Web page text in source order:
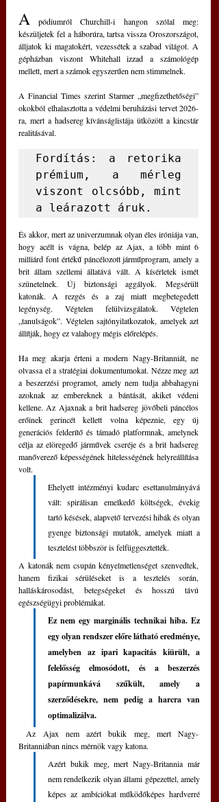
A pódiumról Churchill-i hangon szólal meg:
készüljetek fel a háborúra, tartsa vissza Oroszországot,
álljatok ki magatokért, vezessétek a szabad világot. A
gépházban viszont Whitehall izzad a számológép
mellett, mert a számok egyszerűen nem stimmelnek.
A Financial Times szerint Starmer „megfizethetőségi”
okokból elhalasztotta a védelmi beruházási tervet 2026-
ra, mert a hadsereg kívánságlistája ütközött a kincstár
realitásával.
Fordítás: a retorika
prémium, a mérleg
viszont olcsóbb, mint
a leárazott áruk.
És akkor, mert az univerzumnak olyan éles iróniája van,
hogy acélt is vágna, belép az Ajax, a több mint 6
milliárd font értékű páncélozott járműprogram, amely a
brit állam szellemi állatává vált. A kísérletek ismét
szünetelnek. Új biztonsági aggályok. Megsérült
katonák. A rezgés és a zaj miatt megbetegedett
legénység. Végtelen felülvizsgálatok. Végtelen
„tanulságok”. Végtelen sajtónyilatkozatok, amelyek azt
állítják, hogy ez valahogy mégis előrelépés.
Ha meg akarja érteni a modern Nagy-Britanniát, ne
olvassa el a stratégiai dokumentumokat. Nézze meg azt
a beszerzési programot, amely nem tudja abbahagyni
azoknak az embereknek a bántását, akiket védeni
kellene. Az Ajaxnak a brit hadsereg jövőbeli páncélos
erőinek gerincét kellett volna képeznie, egy új
generációs felderítő és támadó platformnak, amelynek
célja az elöregedő járművek cseréje és a brit hadsereg
manőverező képességének hitelességének helyreállítása
volt.
Ehelyett intézményi kudarc esettanulmányává
vált: spirálisan emelkedő költségek, évekig
tartó késések, alapvető tervezési hibák és olyan
gyenge biztonsági mutatók, amelyek miatt a
tesztelést többször is felfüggesztették.
A katonák nem csupán kényelmetlenséget szenvedtek,
hanem fizikai sérüléseket is a tesztelés során,
halláskárosodást, betegségeket és hosszú távú
egészségügyi problémákat.
Ez nem egy marginális technikai hiba. Ez
egy olyan rendszer előre látható eredménye,
amelyben az ipari kapacitás kiürült, a
felelősség elmosódott, és a beszerzés
papírmunkává szűkült, amely a
szerződésekre, nem pedig a harcra van
optimalizálva.
Az Ajax nem azért bukik meg, mert Nagy-
Britanniában nincs mérnök vagy katona.
Azért bukik meg, mert Nagy-Britannia már
nem rendelkezik olyan állami gépezettel, amely
képes az ambíciókat működőképes hardverré